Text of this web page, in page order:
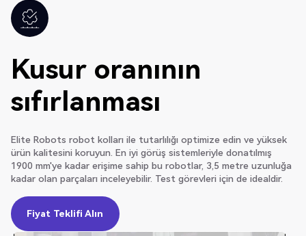
Kusur oranının
sıfırlanması
Elite Robots robot kolları ile tutarlılığı optimize edin ve yüksek
ürün kalitesini koruyun. En iyi görüş sistemleriyle donatılmış
1900 mm'ye kadar erişime sahip bu robotlar, 3,5 metre uzunluğa
kadar olan parçaları inceleyebilir. Test görevleri için de idealdir.
Fiyat Teklifi Alın
Fiyat Teklifi Alın